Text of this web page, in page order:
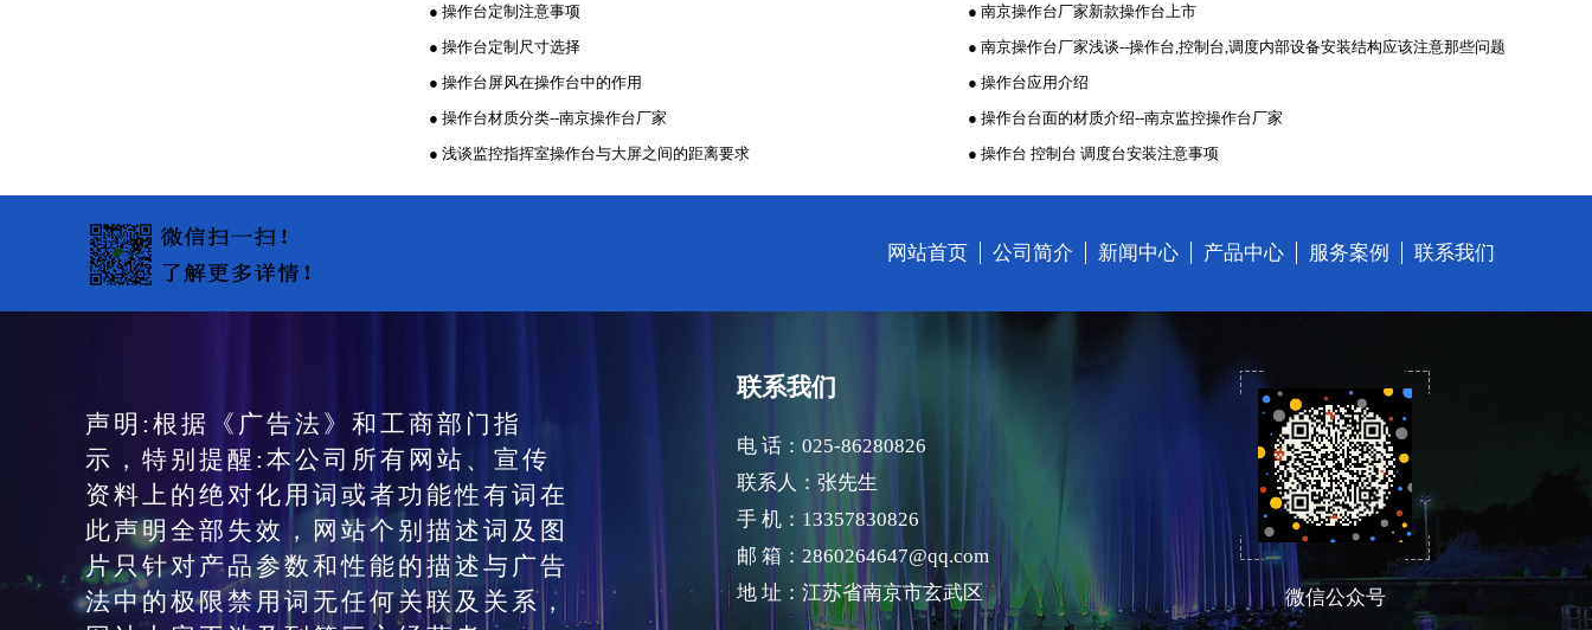
● 操作台定制注意事项
● 南京操作台厂家新款操作台上市
● 操作台定制尺寸选择
● 南京操作台厂家浅谈--操作台,控制台,调度内部设备安装结构应该注意那些问题
● 操作台屏风在操作台中的作用
● 操作台应用介绍
● 操作台材质分类--南京操作台厂家
● 操作台台面的材质介绍--南京监控操作台厂家
● 浅谈监控指挥室操作台与大屏之间的距离要求
● 操作台 控制台 调度台安装注意事项
网站首页 公司简介 新闻中心 产品中心 服务案例 联系我们
声明:根据《广告法》和工商部门指
示，特别提醒:本公司所有网站、宣传
资料上的绝对化用词或者功能性有词在
此声明全部失效，网站个别描述词及图
片只针对产品参数和性能的描述与广告
法中的极限禁用词无任何关联及关系，
联系我们
电 话：025-86280826
联系人：张先生
手 机：13357830826
邮 箱：2860264647@qq.com
地 址：江苏省南京市玄武区
微信公众号